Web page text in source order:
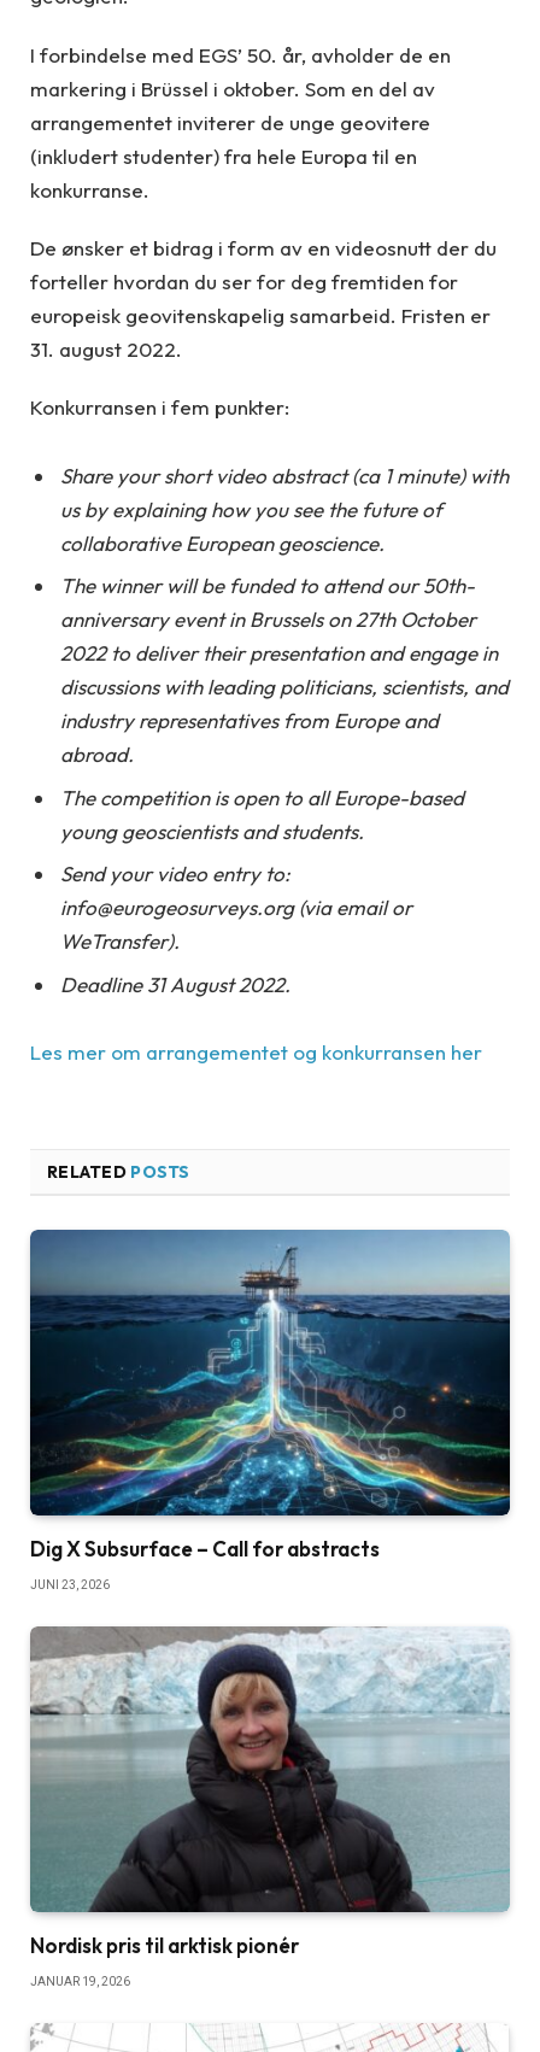
I forbindelse med EGS’ 50. år, avholder de en
markering i Brüssel i oktober. Som en del av
arrangementet inviterer de unge geovitere
(inkludert studenter) fra hele Europa til en
konkurranse.
De ønsker et bidrag i form av en videosnutt der du
forteller hvordan du ser for deg fremtiden for
europeisk geovitenskapelig samarbeid. Fristen er
31. august 2022.
Konkurransen i fem punkter:
Share your short video abstract (ca 1 minute) with
us by explaining how you see the future of
collaborative European geoscience.
The winner will be funded to attend our 50th-
anniversary event in Brussels on 27th October
2022 to deliver their presentation and engage in
discussions with leading politicians, scientists, and
industry representatives from Europe and
abroad.
The competition is open to all Europe-based
young geoscientists and students.
Send your video entry to:
info@eurogeosurveys.org (via email or
WeTransfer).
Deadline 31 August 2022.
Les mer om arrangementet og konkurransen her
RELATED POSTS
Dig X Subsurface – Call for abstracts
JUNI 23, 2026
Nordisk pris til arktisk pionér
JANUAR 19, 2026